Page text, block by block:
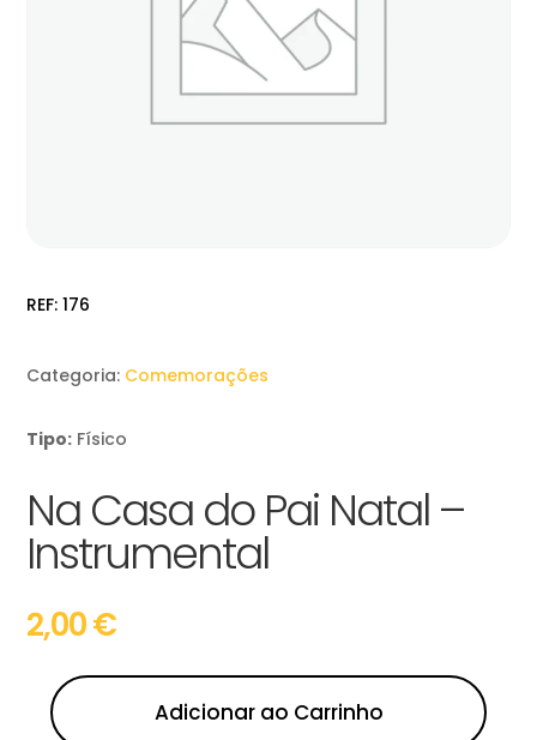
REF:176
Categoria: Comemorações
Tipo: Físico
Na Casa do Pai Natal –
Instrumental
2,00€
Adicionar ao Carrinho